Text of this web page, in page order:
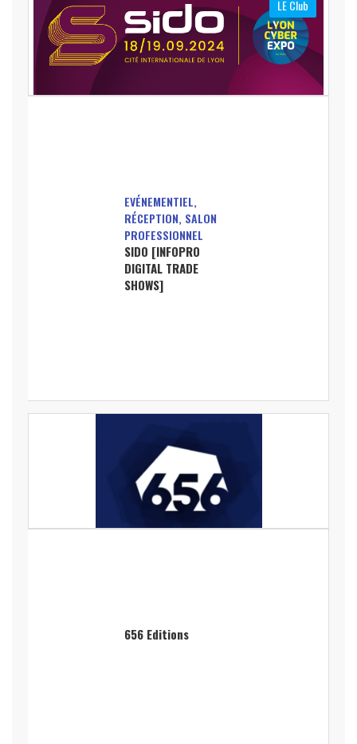
LE Club
EVÉNEMENTIEL,
RÉCEPTION, SALON
PROFESSIONNEL
SIDO [INFOPRO
DIGITAL TRADE
SHOWS]
656 Editions